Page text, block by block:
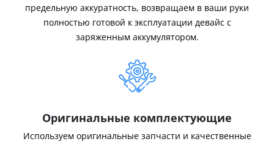
предельную аккуратность, возвращаем в ваши руки
полностью готовой к эксплуатации девайс с
заряженным аккумулятором.
Оригинальные комплектующие
Используем оригинальные запчасти и качественные